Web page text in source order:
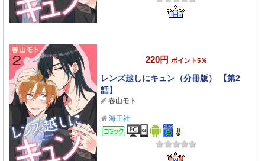
220円 ポイント5％
レンズ越しにキュン（分冊版） 【第2
話】
春山モト
海王社
コミック